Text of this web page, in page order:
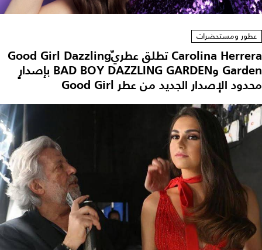
عطور ومستحضرات
Carolina Herrera تطلق عطريّGood Girl Dazzling
Garden وBAD BOY DAZZLING GARDEN بإصدارٍ
محدود الإصدار الجديد من عطر Good Girl